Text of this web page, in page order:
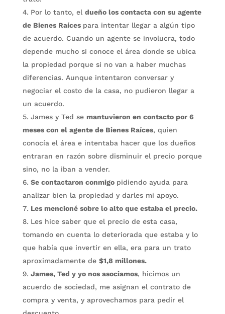
Por lo tanto, el dueño los contacta con su agente
de Bienes Raíces para intentar llegar a algún tipo
de acuerdo. Cuando un agente se involucra, todo
depende mucho si conoce el área donde se ubica
la propiedad porque si no van a haber muchas
diferencias. Aunque intentaron conversar y
negociar el costo de la casa, no pudieron llegar a
un acuerdo.
James y Ted se mantuvieron en contacto por 6
meses con el agente de Bienes Raíces, quien
conocía el área e intentaba hacer que los dueños
entraran en razón sobre disminuir el precio porque
sino, no la iban a vender.
Se contactaron conmigo pidiendo ayuda para
analizar bien la propiedad y darles mi apoyo.
Les mencioné sobre lo alto que estaba el precio.
Les hice saber que el precio de esta casa,
tomando en cuenta lo deteriorada que estaba y lo
que había que invertir en ella, era para un trato
aproximadamente de $1,8 millones.
James, Ted y yo nos asociamos, hicimos un
acuerdo de sociedad, me asignan el contrato de
compra y venta, y aprovechamos para pedir el